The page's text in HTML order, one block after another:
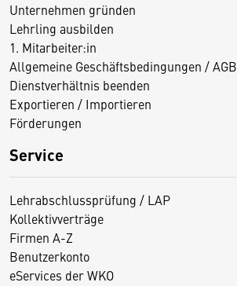
Unternehmen gründen
Lehrling ausbilden
1. Mitarbeiter:in
Allgemeine Geschäftsbedingungen / AGB
Dienstverhältnis beenden
Exportieren / Importieren
Förderungen
Service
Lehrabschlussprüfung / LAP
Kollektivverträge
Firmen A-Z
Benutzerkonto
eServices der WKO